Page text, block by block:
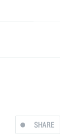
SHARE